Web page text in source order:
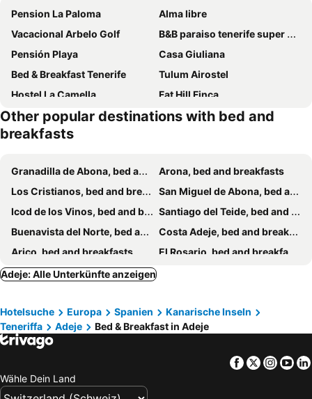
Pension La Paloma
Alma libre
Vacacional Arbelo Golf
B&B paraiso tenerife super suite
Pensión Playa
Casa Giuliana
Bed & Breakfast Tenerife
Tulum Airostel
Hostel La Camella
Fat Hill Finca
Casa Regina Tenerife
Other popular destinations with bed and
breakfasts
Granadilla de Abona, bed and breakfasts
Arona, bed and breakfasts
Los Cristianos, bed and breakfasts
San Miguel de Abona, bed and breakfasts
Icod de los Vinos, bed and breakfasts
Santiago del Teide, bed and breakfasts
Buenavista del Norte, bed and breakfasts
Costa Adeje, bed and breakfasts
Arico, bed and breakfasts
El Rosario, bed and breakfasts
Candelaria, bed and breakfasts
Fasnia, bed and breakfasts
Adeje: Alle Unterkünfte anzeigen
Hotelsuche Europa Spanien
Kanarische Inseln
Teneriffa
Adeje Bed & Breakfast in Adeje
Facebook
Twitter
Wähle Dein Land